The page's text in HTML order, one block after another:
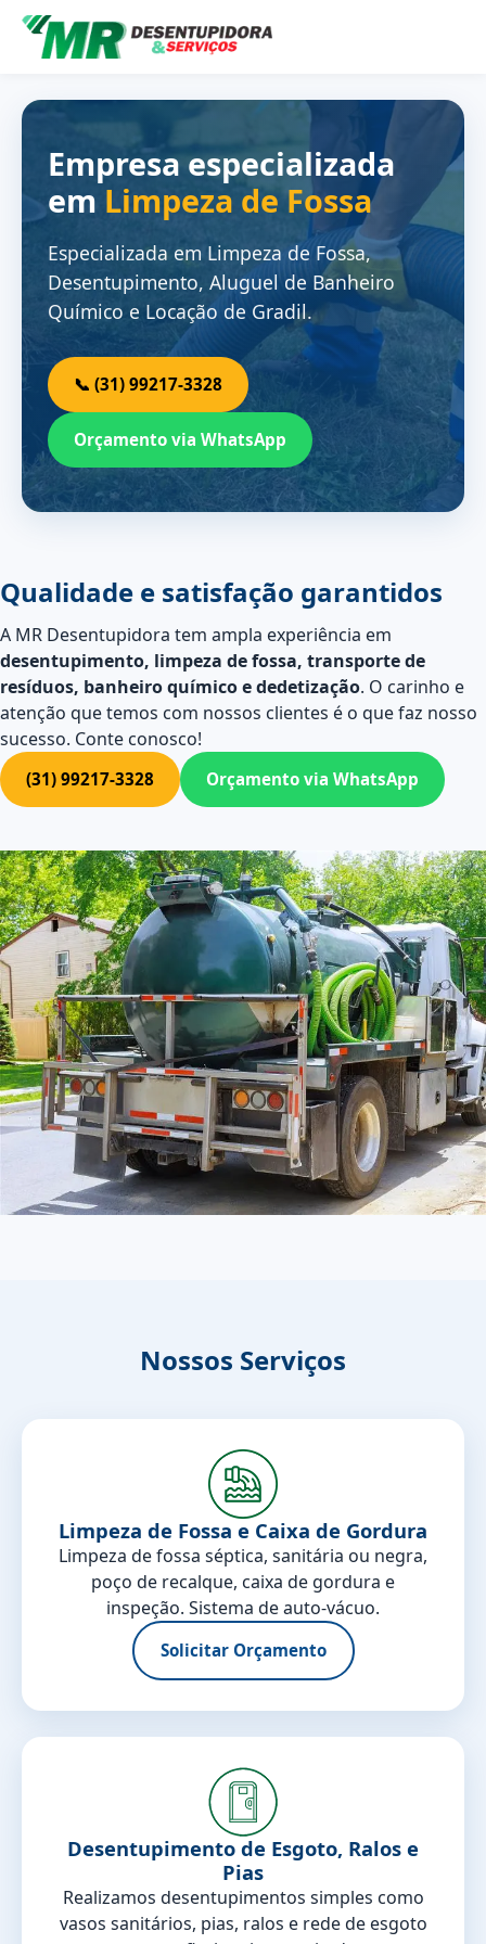
Empresa especializada
em Limpeza de Fossa
Especializada em Limpeza de Fossa,
Desentupimento, Aluguel de Banheiro
Químico e Locação de Gradil.
📞 (31) 99217-3328
Orçamento via WhatsApp
Qualidade e satisfação garantidos
A MR Desentupidora tem ampla experiência em
desentupimento, limpeza de fossa, transporte de
resíduos, banheiro químico e dedetização. O carinho e
atenção que temos com nossos clientes é o que faz nosso
sucesso. Conte conosco!
(31) 99217-3328 Orçamento via WhatsApp
Nossos Serviços
Limpeza de Fossa e Caixa de Gordura
Limpeza de fossa séptica, sanitária ou negra,
poço de recalque, caixa de gordura e
inspeção. Sistema de auto-vácuo.
Solicitar Orçamento
Desentupimento de Esgoto, Ralos e
Pias
Realizamos desentupimentos simples como
vasos sanitários, pias, ralos e rede de esgoto